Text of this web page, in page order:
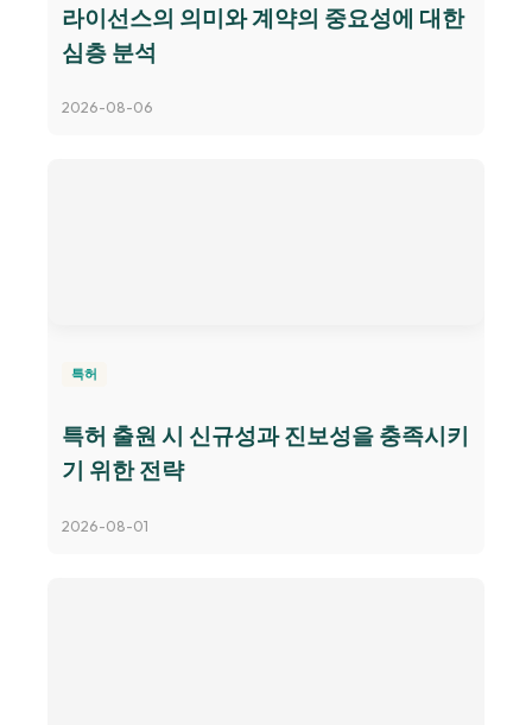
라이선스의 의미와 계약의 중요성에 대한
심층 분석
2026-08-06
특허
특허 출원 시 신규성과 진보성을 충족시키
기 위한 전략
2026-08-01